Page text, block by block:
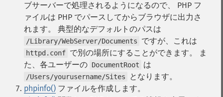
ブサーバーで処理されるようになるので、 PHP フ
ァイルは PHP でパースしてからブラウザに出力さ
れます。 典型的なデフォルトのパスは
/Library/WebServer/Documents ですが、これは
httpd.conf で別の場所にすることができます。 ま
た、各ユーザーの DocumentRoot は
/Users/yourusername/Sites
となります。
phpinfo() ファイルを作成します。